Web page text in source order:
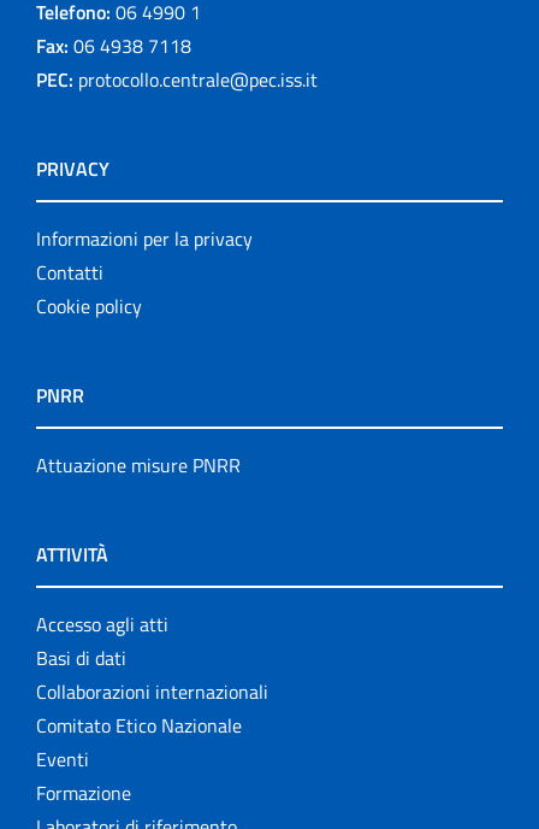
Telefono: 06 4990 1
Fax: 06 4938 7118
PEC: protocollo.centrale@pec.iss.it
PRIVACY
Informazioni per la privacy
Contatti
Cookie policy
PNRR
Attuazione misure PNRR
ATTIVITÀ
Accesso agli atti
Basi di dati
Collaborazioni internazionali
Comitato Etico Nazionale
Eventi
Formazione